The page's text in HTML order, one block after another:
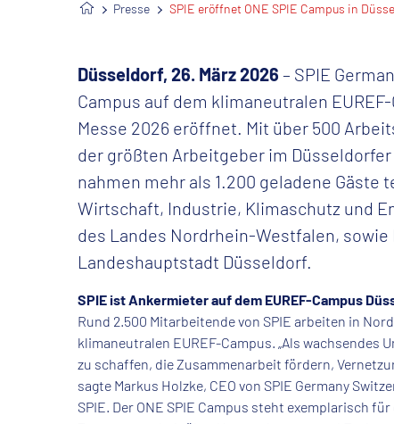
Presse SPIE eröffnet ONE SPIE Campus in
Düsseldorf, 26. März 2026 – SPIE
Campus auf dem klimaneutralen
Messe 2026 eröffnet. Mit über 500
der größten Arbeitgeber im
nahmen mehr als 1.200 geladene
Wirtschaft, Industrie, Klimaschutz und
des Landes Nordrhein-Westfalen,
Landeshauptstadt Düsseldorf.
SPIE ist Ankermieter auf dem EUREF-Campus
Rund 2.500 Mitarbeitende von SPIE arbeiten in
klimaneutralen EUREF-Campus. „Als
zu schaffen, die Zusammenarbeit fördern,
sagte Markus Holzke, CEO von SPIE Germany
SPIE. Der ONE SPIE Campus steht exemplarisch